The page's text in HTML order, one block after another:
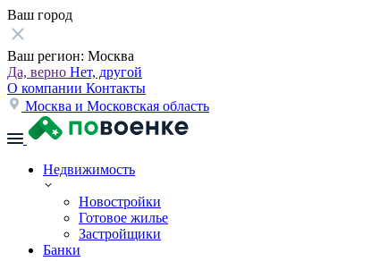
Ваш город
Ваш регион: Москва
Да, верно Нет, другой
О компании Контакты
Москва и Московская область
Недвижимость
Новостройки
Готовое жилье
Застройщики
Банки